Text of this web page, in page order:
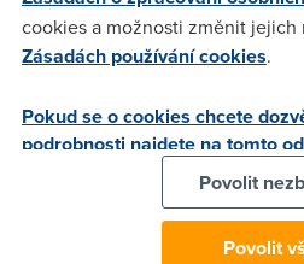
kteryho mam uzavrenou smlouvu
KB jen tak?jj kde to konci
holim dole ne?zadny soukromi
panum tinker a fidel ze mi
jak je vyhodne hlavne kdyz mi
zacne mi nabizet internet 1024/
mozny internet a nejlevnejsi v
cookies a možnosti změnit
Zásadách používání cookies.
Pokud se o cookies chcete
podrobnosti najdete na tomto
Povolit
Povolit